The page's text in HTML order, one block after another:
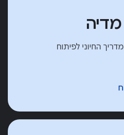
החיוני לפיתוח